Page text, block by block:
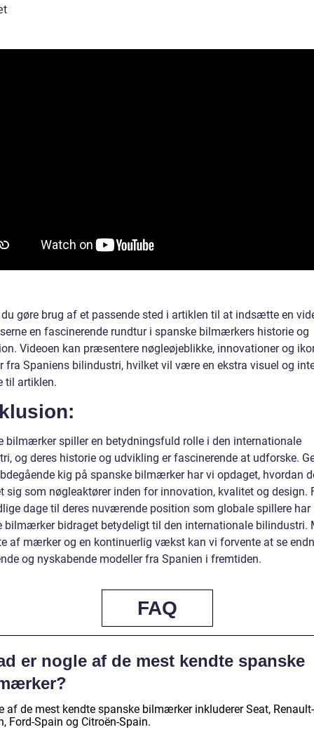
gøre brug af et passende sted i artiklen til at indsætte en
en fascinerende rundtur i spanske bilmærkers historie og
Videoen kan præsentere nøgleøjeblikke, innovationer og
fra Spaniens bilindustri, hvilket vil være en ekstra visuel og
til artiklen.
bilmærker spiller en betydningsfuld rolle i den internationale
og deres historie og udvikling er fascinerende at udforske.
kig på spanske bilmærker har vi opdaget, hvordan
sig som nøgleaktører inden for innovation, kvalitet og design.
dage til deres nuværende position som globale spillere har
bilmærker bidraget betydeligt til den internationale bilindustri.
af mærker og en kontinuerlig vækst kan vi forvente at se
og nyskabende modeller fra Spanien i fremtiden.
FAQ
er nogle af de mest kendte spanske
af de mest kendte spanske bilmærker inkluderer Seat, Renault-
Ford-Spain og Citroën-Spain.